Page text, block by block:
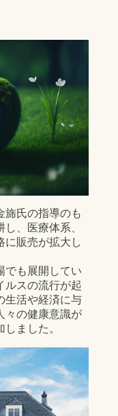
旆氏の指導のも
、医療体系、
に販売が拡大し
でも展開してい
ルスの流行が起
生活や経済に与
々の健康意識が
ました。